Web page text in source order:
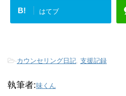
B! はてブ
-カウンセリング日記, 支援記録
執筆者:味くん